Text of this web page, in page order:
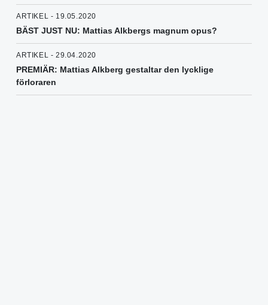
ARTIKEL - 19.05.2020
BÄST JUST NU: Mattias Alkbergs magnum opus?
ARTIKEL - 29.04.2020
PREMIÄR: Mattias Alkberg gestaltar den lycklige
förloraren